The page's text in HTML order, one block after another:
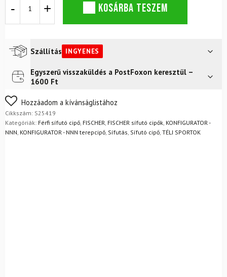
Urban
mennyiség
KOSÁRBA TESZEM
Szállítás INGYENES
Futár a címreIngyenes
FoxPost
Egyszerű visszaküldés a PostFoxon keresztül –
1600 Ft
Nem biztos a választásában? Semmi gond – a terméket
egyszerűen visszaküldheti 14 napon belül, indoklás nélkül.
Mik a visszaküldés feltételei?
Hozzáadom a kívánságlistához
Cikkszám: S25419
Kategóriák: Férfi sífutó cipő FISCHER FISCHER sífutó cipők KONFIGURATOR -
NNN KONFIGURATOR - NNN terepcipő Sífutás Sífutó cipő TÉLI SPORTOK